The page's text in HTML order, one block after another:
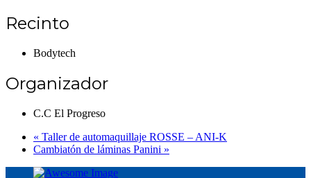
Recinto
Bodytech
Organizador
C.C El Progreso
« Taller de automaquillaje ROSSE – ANI-K
Cambiatón de láminas Panini »